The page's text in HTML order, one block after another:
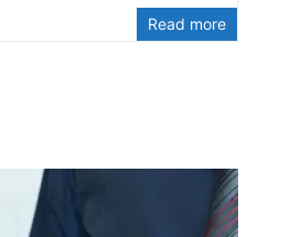
Read more